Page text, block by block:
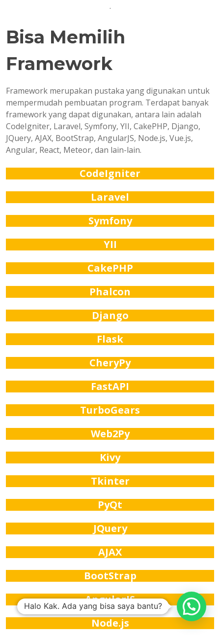
.
Bisa Memilih
Framework
Framework merupakan pustaka yang digunakan untuk
mempermudah pembuatan program. Terdapat banyak
framework yang dapat digunakan, antara lain adalah
CodeIgniter, Laravel, Symfony, YII, CakePHP, Django,
JQuery, AJAX, BootStrap, AngularJS, Node.js, Vue.js,
Angular, React, Meteor, dan lain-lain.
CodeIgniter
Laravel
Symfony
YII
CakePHP
Phalcon
Django
Flask
CheryPy
FastAPI
TurboGears
Web2Py
Kivy
Tkinter
PyQt
JQuery
AJAX
BootStrap
AngularJS
Node.js
Halo Kak. Ada yang bisa saya bantu?